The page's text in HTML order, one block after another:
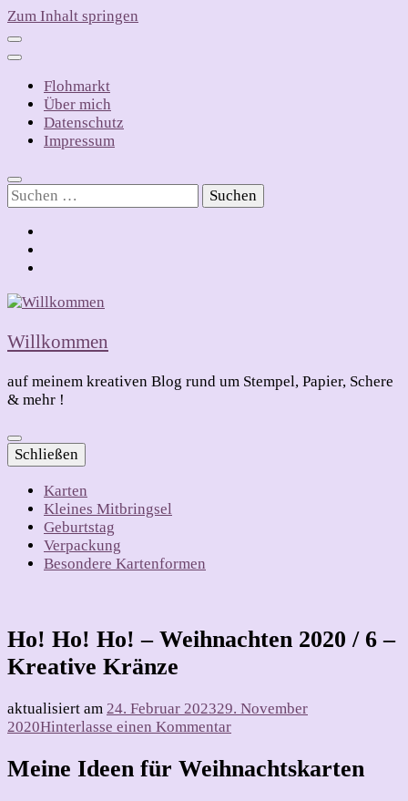
Zum Inhalt springen
Flohmarkt
Über mich
Datenschutz
Impressum
Suchen
nach:
Willkommen
auf meinem kreativen Blog rund um Stempel, Papier, Schere
& mehr !
Schließen
Karten
Kleines Mitbringsel
Geburtstag
Verpackung
Besondere Kartenformen
Ho! Ho! Ho! – Weihnachten 2020 / 6 –
Kreative Kränze
aktualisiert am 24. Februar 202329. November
2020Hinterlasse einen Kommentarzu
Ho!
Ho!
Meine Ideen für Weihnachtskarten